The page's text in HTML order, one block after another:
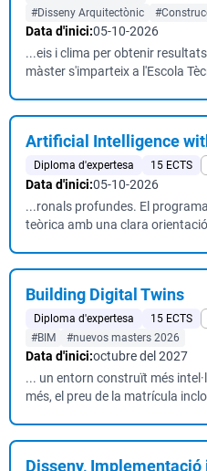
#Disseny Arquitectònic
Data d'inici:05-10-2026
...eis i clima per obtenir
màster s'imparteix a l'Escola
Artificial Intelligence
Diploma d'expertesa 15 ECTS
Data d'inici:05-10-2026
...ronals profundes. El
teòrica amb una clara
Building Digital Twins
Diploma d'expertesa 15 ECTS
#BIM
#nuevos masters 2026
Data d'inici:octubre del 2027
... un entorn construït més
més, el preu de la matrícula
Disseny,